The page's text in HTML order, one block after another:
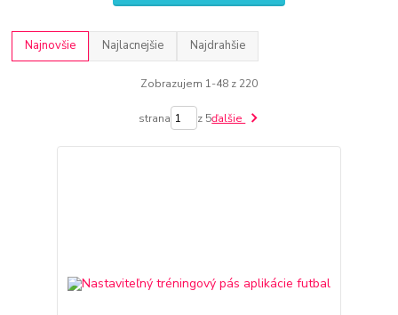
Najnovšie Najlacnejšie Najdrahšie
Zobrazujem 1-48 z 220
strana z 5ďalšie